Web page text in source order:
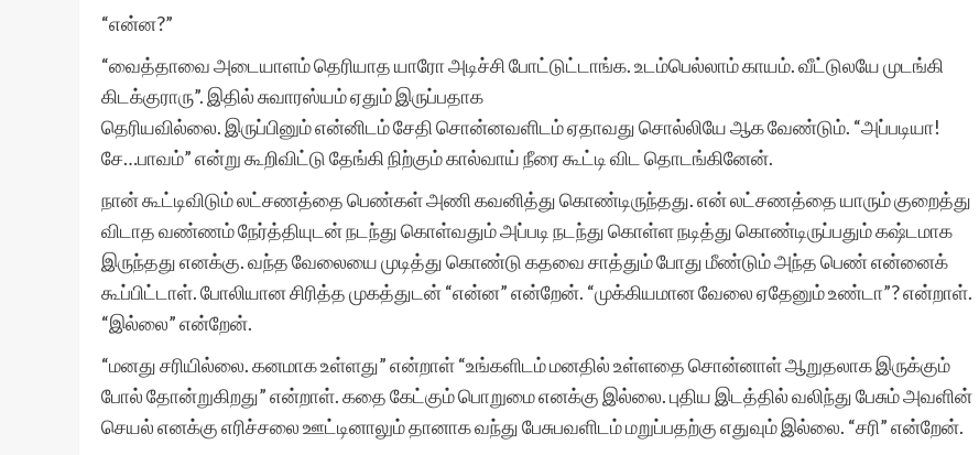
“என்ன?”
“வைத்தாவை அடையாளம் தெரியாத யாரோ அடிச்சி போட்டுட்டாங்க. உடம்பெல்லாம் காயம். வீட்டுலயே முடங்கி
கிடக்குராரு”. இதில் சுவாரஸ்யம் ஏதும் இருப்பதாக
தெரியவில்லை. இருப்பினும் என்னிடம் சேதி சொன்னவளிடம் ஏதாவது சொல்லியே ஆக வேண்டும். “அப்படியா!
சே…பாவம்” என்று கூறிவிட்டு தேங்கி நிற்கும் கால்வாய் நீரை கூட்டி விட தொடங்கினேன்.
நான் கூட்டிவிடும் லட்சணத்தை பெண்கள் அணி கவனித்து கொண்டிருந்தது. என் லட்சணத்தை யாரும் குறைத்து
விடாத வண்ணம் நேர்த்தியுடன் நடந்து கொள்வதும் அப்படி நடந்து கொள்ள நடித்து கொண்டிருப்பதும் கஷ்டமாக
இருந்தது எனக்கு. வந்த வேலையை முடித்து கொண்டு கதவை சாத்தும் போது மீண்டும் அந்த பெண் என்னைக்
கூப்பிட்டாள். போலியான சிரித்த முகத்துடன் “என்ன” என்றேன். “முக்கியமான வேலை ஏதேனும் உண்டா”? என்றாள்.
“இல்லை” என்றேன்.
“மனது சரியில்லை. கனமாக உள்ளது” என்றாள் “உங்களிடம் மனதில் உள்ளதை சொன்னாள் ஆறுதலாக இருக்கும்
போல் தோன்றுகிறது” என்றாள். கதை கேட்கும் பொறுமை எனக்கு இல்லை. புதிய இடத்தில் வலிந்து பேசும் அவளின்
செயல் எனக்கு எரிச்சலை ஊட்டினாலும் தானாக வந்து பேசுபவளிடம் மறுப்பதற்கு எதுவும் இல்லை. “சரி” என்றேன்.